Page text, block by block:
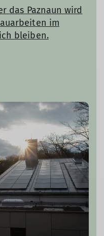
das Paznaun wird
im
bleiben.